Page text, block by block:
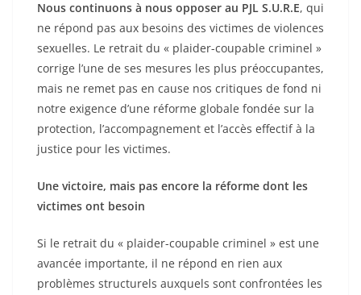
Nous continuons à nous opposer au PJL S.U.R.E, qui
ne répond pas aux besoins des victimes de violences
sexuelles. Le retrait du « plaider-coupable criminel »
corrige l’une de ses mesures les plus préoccupantes,
mais ne remet pas en cause nos critiques de fond ni
notre exigence d’une réforme globale fondée sur la
protection, l’accompagnement et l’accès effectif à la
justice pour les victimes.
Une victoire, mais pas encore la réforme dont les
victimes ont besoin
Si le retrait du « plaider-coupable criminel » est une
avancée importante, il ne répond en rien aux
problèmes structurels auxquels sont confrontées les